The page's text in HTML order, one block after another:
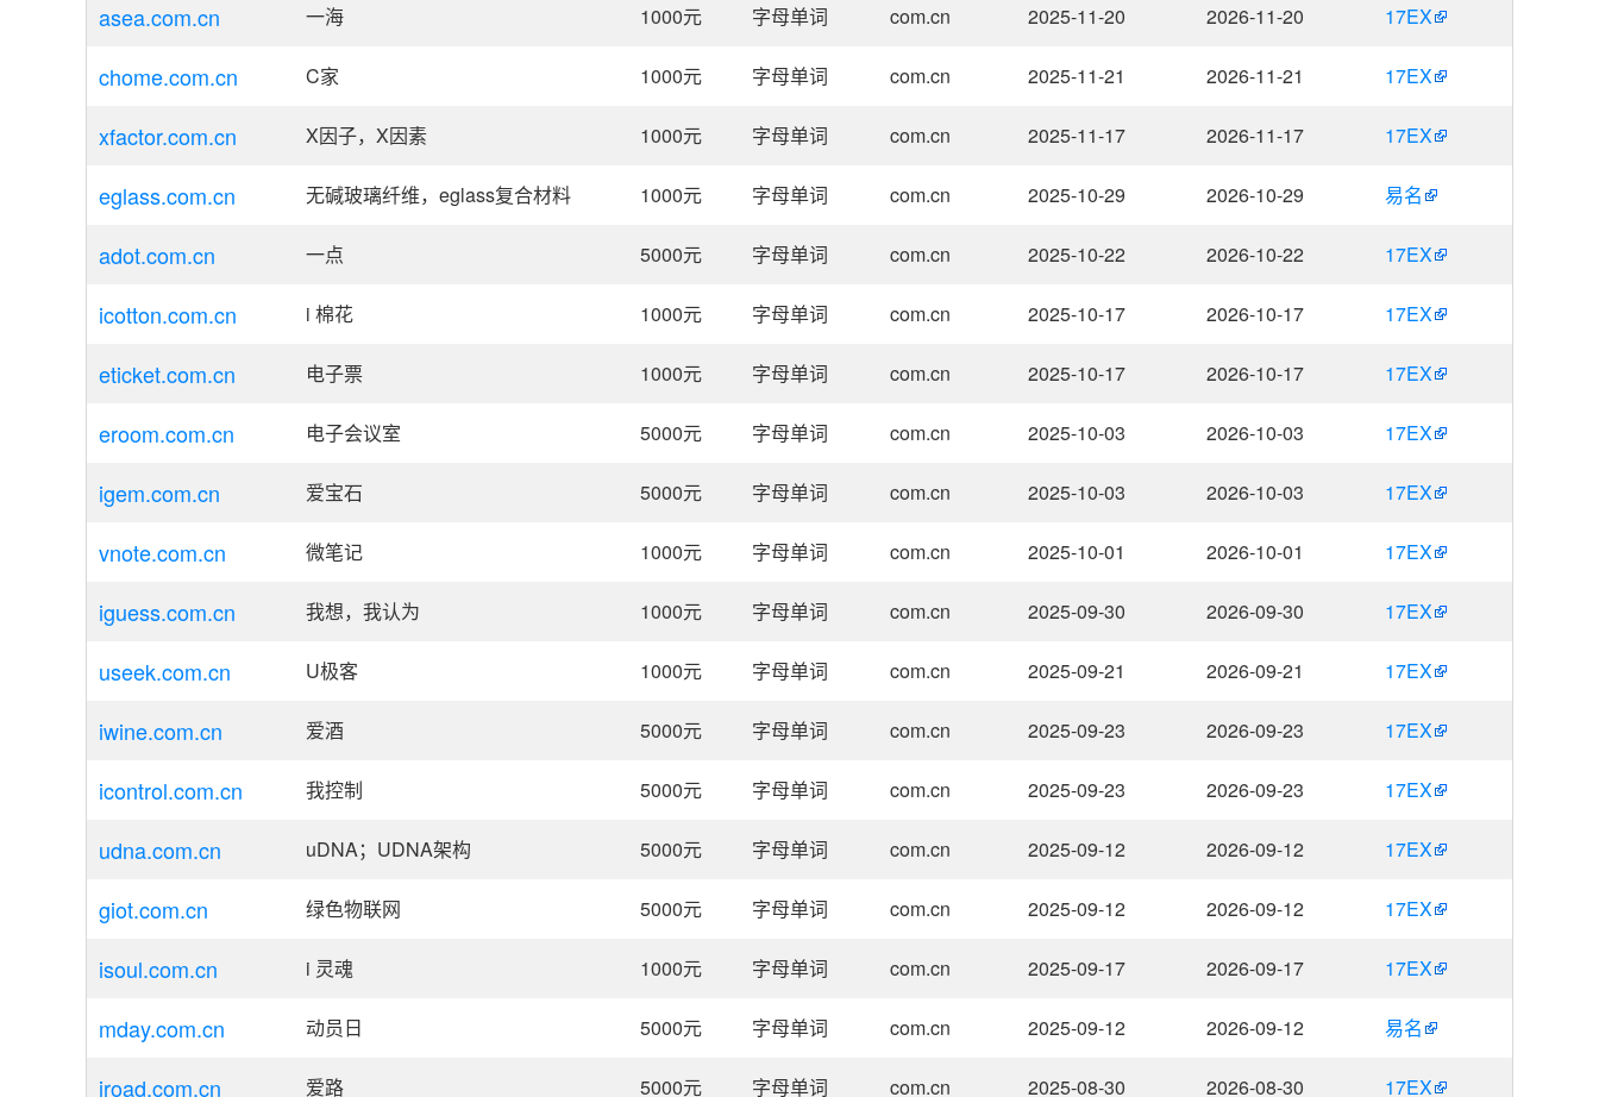
asea.com.cn 一海 1000元 字母单词 com.cn 2025-11-20 2026-11-20 17EX
chome.com.cn C家 1000元 字母单词 com.cn 2025-11-21 2026-11-21 17EX
xfactor.com.cn X因子，X因素 1000元 字母单词 com.cn 2025-11-17 2026-11-17 17EX
eglass.com.cn 无碱玻璃纤维，eglass复合材料 1000元 字母单词 com.cn 2025-10-29 2026-10-29 易名
adot.com.cn 一点 5000元 字母单词 com.cn 2025-10-22 2026-10-22 17EX
icotton.com.cn i 棉花 1000元 字母单词 com.cn 2025-10-17 2026-10-17 17EX
eticket.com.cn 电子票 1000元 字母单词 com.cn 2025-10-17 2026-10-17 17EX
eroom.com.cn 电子会议室 5000元 字母单词 com.cn 2025-10-03 2026-10-03 17EX
igem.com.cn 爱宝石 5000元 字母单词 com.cn 2025-10-03 2026-10-03 17EX
vnote.com.cn 微笔记 1000元 字母单词 com.cn 2025-10-01 2026-10-01 17EX
iguess.com.cn 我想，我认为 1000元 字母单词 com.cn 2025-09-30 2026-09-30 17EX
useek.com.cn U极客 1000元 字母单词 com.cn 2025-09-21 2026-09-21 17EX
iwine.com.cn 爱酒 5000元 字母单词 com.cn 2025-09-23 2026-09-23 17EX
icontrol.com.cn 我控制 5000元 字母单词 com.cn 2025-09-23 2026-09-23 17EX
udna.com.cn uDNA；UDNA架构 5000元 字母单词 com.cn 2025-09-12 2026-09-12 17EX
giot.com.cn 绿色物联网 5000元 字母单词 com.cn 2025-09-12 2026-09-12 17EX
isoul.com.cn i 灵魂 1000元 字母单词 com.cn 2025-09-17 2026-09-17 17EX
mday.com.cn 动员日 5000元 字母单词 com.cn 2025-09-12 2026-09-12 易名
iroad.com.cn 爱路 5000元 字母单词 com.cn 2025-08-30 2026-08-30 17EX